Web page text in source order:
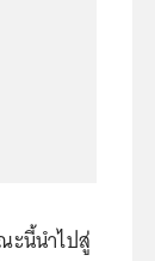
นี้นำไปสู่